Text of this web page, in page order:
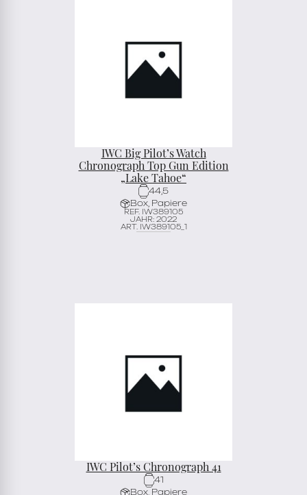
IWC Big Pilot’s Watch
Chronograph Top Gun Edition
„Lake Tahoe“
44,5
Box, Papiere
REF. IW389105
JAHR: 2022
ART. IW389105_1
IWC Pilot’s Chronograph 41
41
Box, Papiere